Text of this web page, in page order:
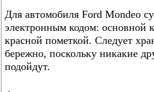
Для автомобиля Ford Mondeo
электронным кодом: основной
красной пометкой. Следует
бережно, поскольку никакие
подойдут.